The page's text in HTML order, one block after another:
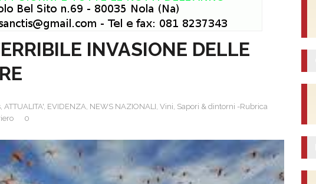
INVASIONE DELLE
, ATTUALITA', EVIDENZA, NEWS NAZIONALI, Vini, Sapori & dintorni -Rubrica
0